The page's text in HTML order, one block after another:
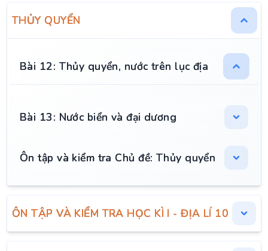
THỦY QUYỂN
Bài 12: Thủy quyển, nước trên lục địa
Bài 13: Nước biển và đại dương
Ôn tập và kiểm tra Chủ đề: Thủy quyển
ÔN TẬP VÀ KIỂM TRA HỌC KÌ I - ĐỊA LÍ 10